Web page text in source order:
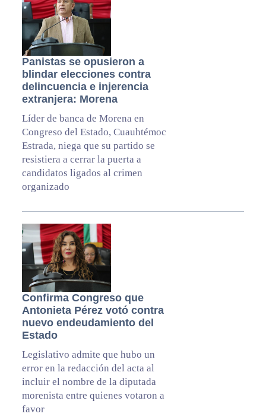
Panistas se opusieron a
blindar elecciones contra
delincuencia e injerencia
extranjera: Morena
Líder de banca de Morena en
Congreso del Estado, Cuauhtémoc
Estrada, niega que su partido se
resistiera a cerrar la puerta a
candidatos ligados al crimen
organizado
Confirma Congreso que
Antonieta Pérez votó contra
nuevo endeudamiento del
Estado
Legislativo admite que hubo un
error en la redacción del acta al
incluir el nombre de la diputada
morenista entre quienes votaron a
favor